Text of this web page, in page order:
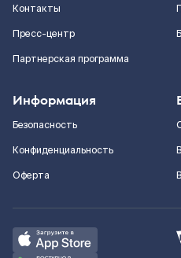
Контакты
Пресс-центр
Партнерская программа
Информация
Безопасность
Конфиденциальность
Оферта